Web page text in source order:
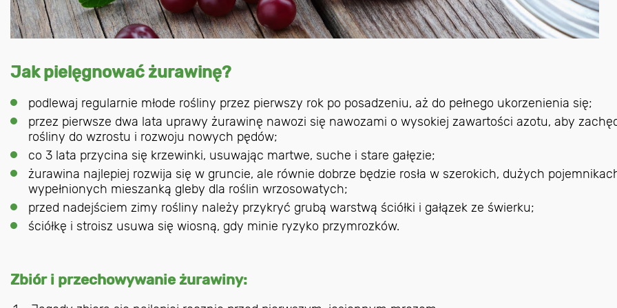
Jak pielęgnować żurawinę?
podlewaj regularnie młode rośliny przez pierwszy rok po posadzeniu, aż do pełnego ukorzenienia się;
przez pierwsze dwa lata uprawy żurawinę nawozi się nawozami o wysokiej zawartości azotu, aby
rośliny do wzrostu i rozwoju nowych pędów;
co 3 lata przycina się krzewinki, usuwając martwe, suche i stare gałęzie;
żurawina najlepiej rozwija się w gruncie, ale równie dobrze będzie rosła w szerokich, dużych
wypełnionych mieszanką gleby dla roślin wrzosowatych;
przed nadejściem zimy rośliny należy przykryć grubą warstwą ściółki i gałązek ze świerku;
ściółkę i stroisz usuwa się wiosną, gdy minie ryzyko przymrozków.
Zbiór i przechowywanie żurawiny: